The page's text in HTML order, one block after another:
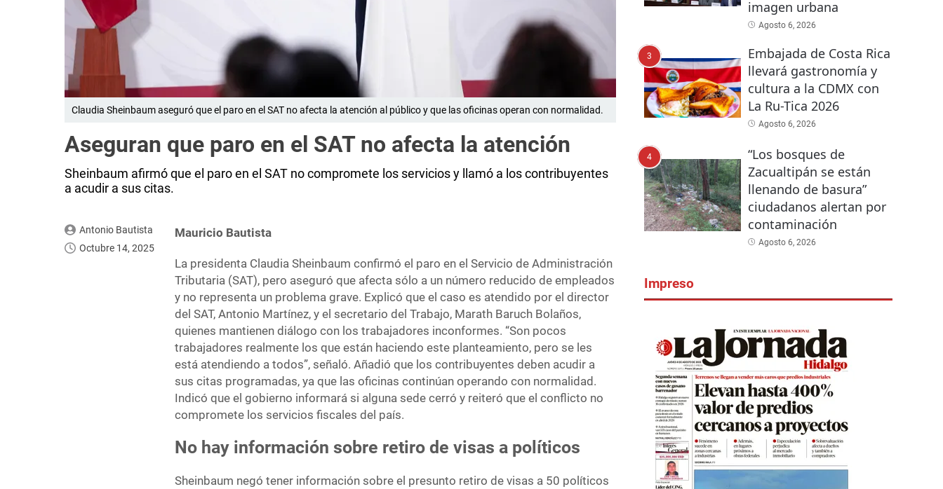
Claudia Sheinbaum aseguró que el paro en el SAT no afecta la atención al público y que las oficinas operan con normalidad.
Aseguran que paro en el SAT no afecta la atención
Sheinbaum afirmó que el paro en el SAT no compromete los servicios y llamó a los contribuyentes
a acudir a sus citas.
Antonio Bautista
Octubre 14, 2025
Mauricio Bautista
La presidenta Claudia Sheinbaum confirmó el paro en el Servicio de Administración
Tributaria (SAT), pero aseguró que afecta sólo a un número reducido de empleados
y no representa un problema grave. Explicó que el caso es atendido por el director
del SAT, Antonio Martínez, y el secretario del Trabajo, Marath Baruch Bolaños,
quienes mantienen diálogo con los trabajadores inconformes. “Son pocos
trabajadores realmente los que están haciendo este planteamiento, pero se les
está atendiendo a todos”, señaló. Añadió que los contribuyentes deben acudir a
sus citas programadas, ya que las oficinas continúan operando con normalidad.
Indicó que el gobierno informará si alguna sede cerró y reiteró que el conflicto no
compromete los servicios fiscales del país.
No hay información sobre retiro de visas a políticos
Sheinbaum negó tener información sobre el presunto retiro de visas a 50 políticos
imagen urbana
Agosto 6, 2026
3
Embajada de Costa Rica
llevará gastronomía y
cultura a la CDMX con
La Ru-Tica 2026
Agosto 6, 2026
4
“Los bosques de
Zacualtipán se están
llenando de basura”
ciudadanos alertan por
contaminación
Agosto 6, 2026
Impreso